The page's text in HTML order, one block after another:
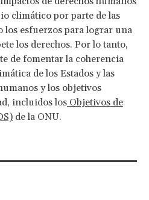
climático por parte de las
los esfuerzos para lograr una
los derechos. Por lo tanto,
de fomentar la coherencia
de los Estados y las
y los objetivos
incluidos los Objetivos de
de la ONU.